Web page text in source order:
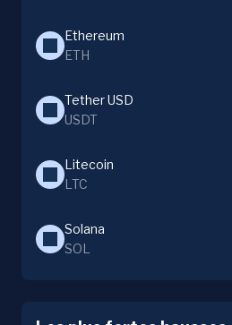
Ethereum
ETH
Tether USD
USDT
Litecoin
LTC
Solana
SOL